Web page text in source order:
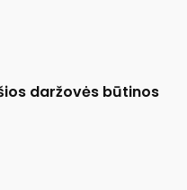
daržovės būtinos